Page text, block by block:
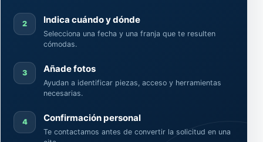
2 Indica cuándo y dónde
Selecciona una fecha y una franja que te resulten
cómodas.
3 Añade fotos
Ayudan a identificar piezas, acceso y herramientas
necesarias.
4 Confirmación personal
Te contactamos antes de convertir la solicitud en una